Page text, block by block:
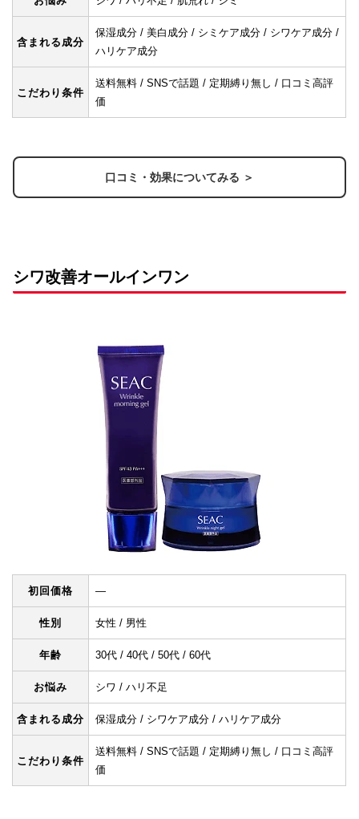
含まれる成分
保湿成分 / 美白成分 / シミケア成分 / シワケア成分 /
ハリケア成分
こだわり条件
送料無料 / SNSで話題 / 定期縛り無し / 口コミ高評
価
口コミ・効果についてみる ＞
シワ改善オールインワン
初回価格 ―
性別 女性 / 男性
年齢 30代 / 40代 / 50代 / 60代
お悩み シワ / ハリ不足
含まれる成分 保湿成分 / シワケア成分 / ハリケア成分
こだわり条件
送料無料 / SNSで話題 / 定期縛り無し / 口コミ高評
価